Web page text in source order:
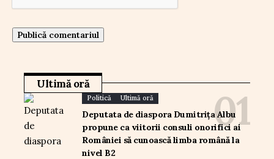
Ultimă oră
Politică Ultimă oră
Deputata de diaspora Dumitrița Albu
propune ca viitorii consuli onorifici ai
României să cunoască limba română la
nivel B2